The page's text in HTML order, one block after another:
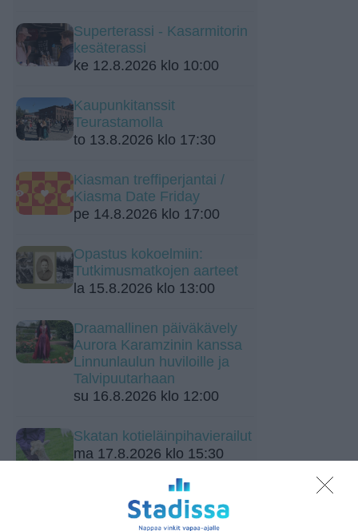
Superterassi - Kasarmitorin
kesäterassi
ke 12.8.2026 klo 10:00
Kaupunkitanssit
Teurastamolla
to 13.8.2026 klo 17:30
Kiasman treffiperjantai /
Kiasma Date Friday
pe 14.8.2026 klo 17:00
Opastus kokoelmiin:
Tutkimusmatkojen aarteet
la 15.8.2026 klo 13:00
Draamallinen päiväkävely
Aurora Karamzinin kanssa
Linnunlaulun huviloille ja
Talvipuutarhaan
su 16.8.2026 klo 12:00
Skatan kotieläinpihavierailut
ma 17.8.2026 klo 15:30